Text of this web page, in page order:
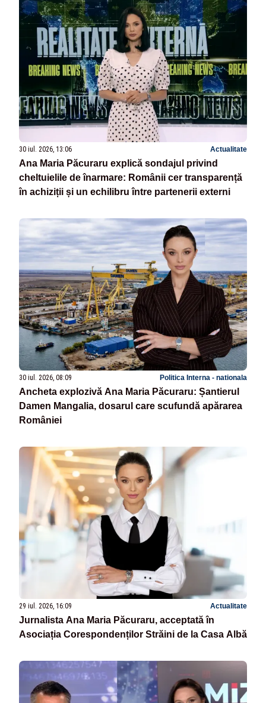
30 iul. 2026, 13:06 Actualitate
Ana Maria Păcuraru explică sondajul privind
cheltuielile de înarmare: Românii cer transparență
în achiziții și un echilibru între partenerii externi
30 iul. 2026, 08:09 Politica Interna - nationala
Ancheta explozivă Ana Maria Păcuraru: Șantierul
Damen Mangalia, dosarul care scufundă apărarea
României
29 iul. 2026, 16:09 Actualitate
Jurnalista Ana Maria Păcuraru, acceptată în
Asociația Corespondenților Străini de la Casa Albă